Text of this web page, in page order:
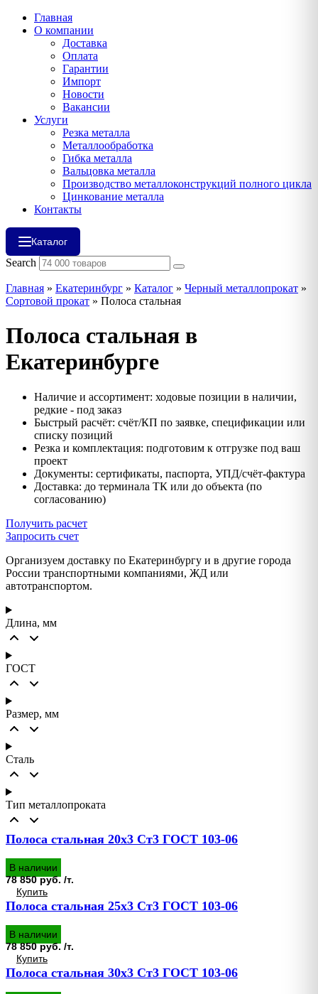
Главная
О компании
Доставка
Оплата
Гарантии
Импорт
Новости
Вакансии
Услуги
Резка металла
Металлообработка
Гибка металла
Вальцовка металла
Производство металлоконструкций полного цикла
Цинкование металла
Контакты
Каталог
Search
Главная » Екатеринбург » Каталог » Черный металлопрокат »
Сортовой прокат » Полоса стальная
Полоса стальная в
Екатеринбурге
Наличие и ассортимент: ходовые позиции в наличии,
редкие - под заказ
Быстрый расчёт: счёт/КП по заявке, спецификации или
списку позиций
Резка и комплектация: подготовим к отгрузке под ваш
проект
Документы: сертификаты, паспорта, УПД/счёт‑фактура
Доставка: до терминала ТК или до объекта (по
согласованию)
Получить расчет
Запросить счет
Организуем доставку по Екатеринбургу и в другие города
России транспортными компаниями, ЖД или
автотранспортом.
Длина, мм
ГОСТ
Размер, мм
Сталь
Тип металлопроката
Полоса стальная 20х3 Ст3 ГОСТ 103-06
В наличии
78 850 руб. /т.
Купить
Полоса стальная 25х3 Ст3 ГОСТ 103-06
В наличии
78 850 руб. /т.
Купить
Полоса стальная 30х3 Ст3 ГОСТ 103-06